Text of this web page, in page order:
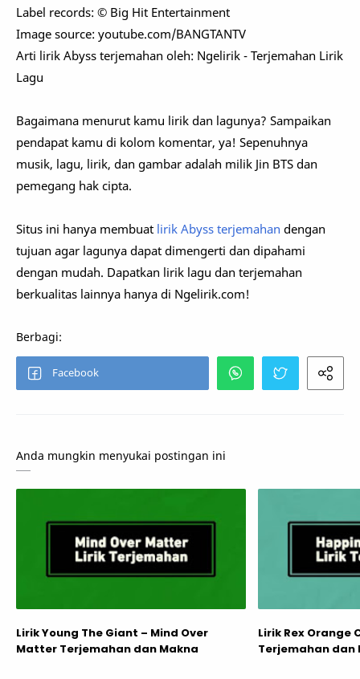
Label records: © Big Hit Entertainment
Image source: youtube.com/BANGTANTV
Arti lirik Abyss terjemahan oleh: Ngelirik - Terjemahan Lirik
Lagu
Bagaimana menurut kamu lirik dan lagunya? Sampaikan
pendapat kamu di kolom komentar, ya! Sepenuhnya
musik, lagu, lirik, dan gambar adalah milik Jin BTS dan
pemegang hak cipta.
Situs ini hanya membuat lirik Abyss terjemahan dengan
tujuan agar lagunya dapat dimengerti dan dipahami
dengan mudah. Dapatkan lirik lagu dan terjemahan
berkualitas lainnya hanya di Ngelirik.com!
Anda mungkin menyukai postingan ini
Lirik Young The Giant – Mind Over
Matter Terjemahan dan Makna
Lirik Rex Orange
Terjemahan dan